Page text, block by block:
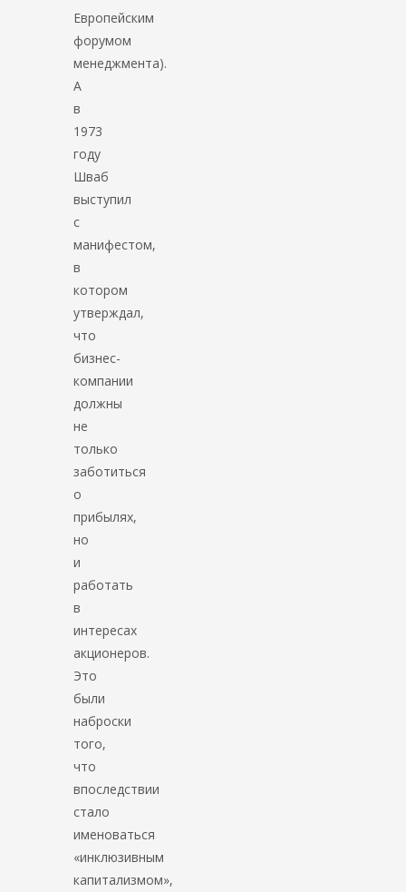
Европейским
форумом
менеджмента).
А
в
1973
году
Шваб
выступил
с
манифестом,
в
котором
утверждал,
что
бизнес-
компании
должны
не
только
заботиться
о
прибылях,
но
и
работать
в
интересах
акционеров.
Это
были
наброски
того,
что
впоследствии
стало
именоваться
«инклюзивным
капитализмом»,